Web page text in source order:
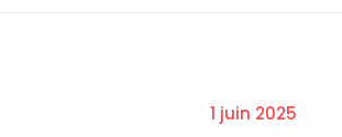
Posted
1 juin 2025